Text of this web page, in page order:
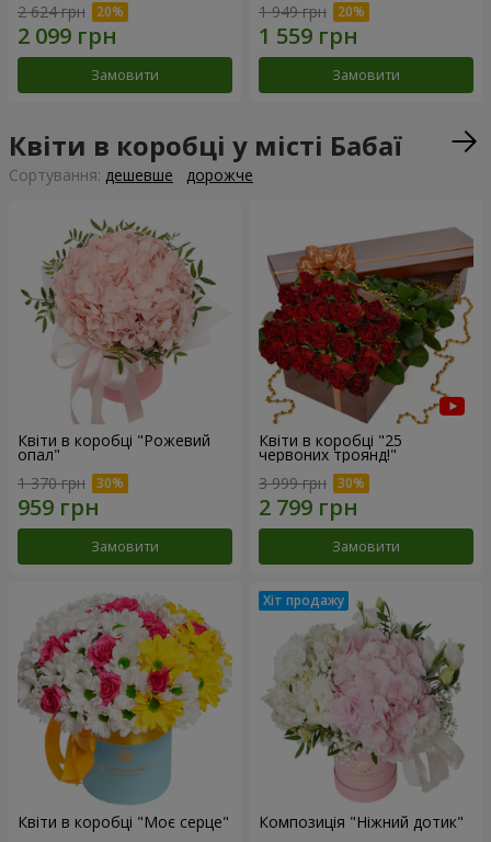
2 624 грн
Замовити
1 949 грн
Замовити
Квіти в коробці у місті Бабаї
Сортування: дешевше дорожче
Квіти в коробці "Рожевий
опал"
1 370 грн
Замовити
Квіти в коробці "25
червоних троянд!"
3 999 грн
Замовити
Квіти в коробці "Моє серце" Композиція "Ніжний дотик"